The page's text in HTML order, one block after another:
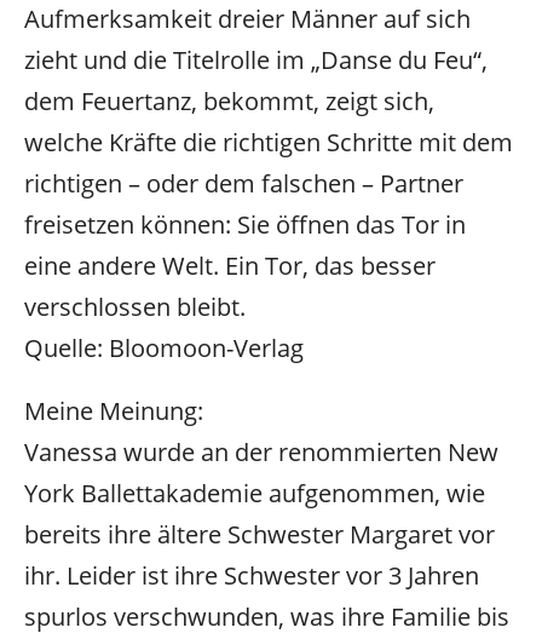
Aufmerksamkeit dreier Männer auf sich
zieht und die Titelrolle im „Danse du Feu“,
dem Feuertanz, bekommt, zeigt sich,
welche Kräfte die richtigen Schritte mit dem
richtigen – oder dem falschen – Partner
freisetzen können: Sie öffnen das Tor in
eine andere Welt. Ein Tor, das besser
verschlossen bleibt.
Quelle: Bloomoon-Verlag
Meine Meinung:
Vanessa wurde an der renommierten New
York Ballettakademie aufgenommen, wie
bereits ihre ältere Schwester Margaret vor
ihr. Leider ist ihre Schwester vor 3 Jahren
spurlos verschwunden, was ihre Familie bis